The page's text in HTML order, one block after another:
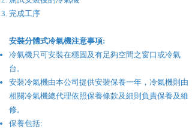
完成工序
​安裝分體式冷氣機注意事項:
冷氣機只可安裝在穩固及有足夠空間之窗口或冷氣
台。
安裝冷氣機由本公司提供安裝保養一年，冷氣機則由
相關冷氣機總代理依照保養條款及細則負責保養及維
修。
保養包括: